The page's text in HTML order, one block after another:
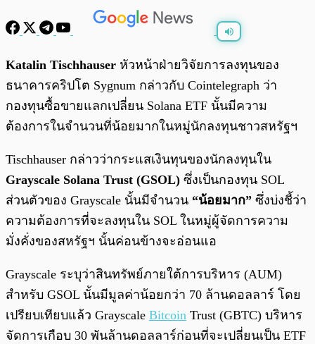
พร้อมเล่น
Katalin Tischhauser หัวหน้าฝ่ายวิจัยการลงทุนของ
ธนาคารคริปโต Sygnum กล่าวกับ Cointelegraph ว่า
กองทุนซื้อขายแลกเปลี่ยน Solana ETF นั้นมีความ
ต้องการในจำนวนที่น้อยมากในหมู่นักลงทุนชาวสหรัฐฯ
Tischhauser กล่าวว่ากระแสเงินทุนของนักลงทุนใน
Grayscale Solana Trust (GSOL) ซึ่งเป็นกองทุน SOL
ส่วนตัวของ Grayscale นั้นมีจำนวน “น้อยมาก” ซึ่งบ่งชี้ว่า
ความต้องการที่จะลงทุนใน SOL ในหมู่ผู้จัดการความ
มั่งคั่งของสหรัฐฯ นั้นค่อนข้างจะอ่อนแอ
Grayscale ระบุว่าสินทรัพย์ภายใต้การบริหาร (AUM)
สำหรับ GSOL นั้นมีมูลค่าน้อยกว่า 70 ล้านดอลลาร์ โดย
เปรียบเทียบแล้ว Grayscale Bitcoin Trust (GBTC) บริหาร
จัดการเกือบ 30 พันล้านดอลลาร์ก่อนที่จะเปลี่ยนเป็น ETF